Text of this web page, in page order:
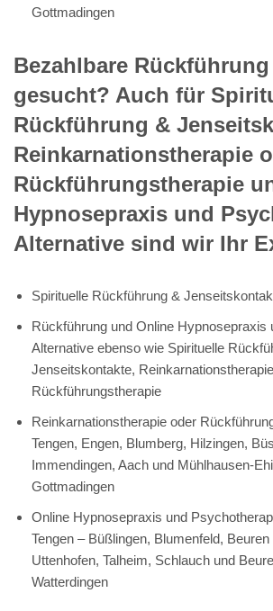
Gottmadingen
Bezahlbare
gesucht? Auch für
Rückführung &
Reinkarnationstherapie
Rückführungstherapie
Hypnosepraxis und
Alternative sind wir Ihr
Spirituelle Rückführung &
Rückführung und Online Hypnosepraxis
Alternative ebenso wie Spirituelle
Jenseitskontakte,
Rückführungstherapie
Reinkarnationstherapie oder
Tengen, Engen, Blumberg, Hilzingen,
Immendingen, Aach und Mühlhausen-
Gottmadingen
Online Hypnosepraxis und
Tengen – Büßlingen, Blumenfeld,
Uttenhofen, Talheim, Schlauch und
Watterdingen